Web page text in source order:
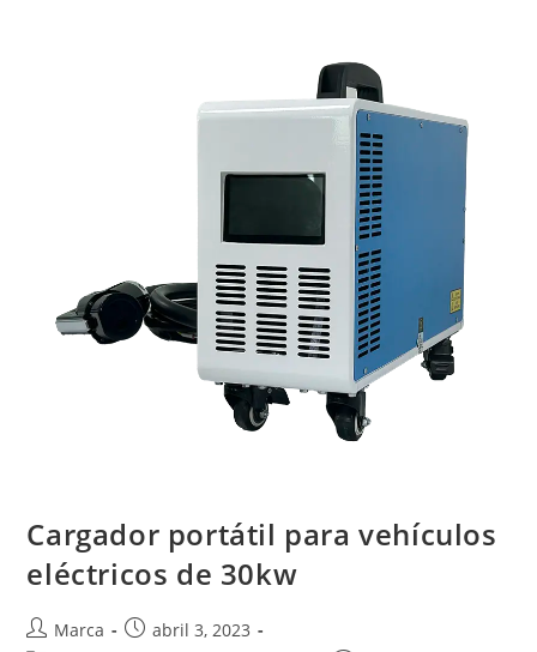
Cargador portátil para vehículos
eléctricos de 30kw
Marca
abril 3, 2023